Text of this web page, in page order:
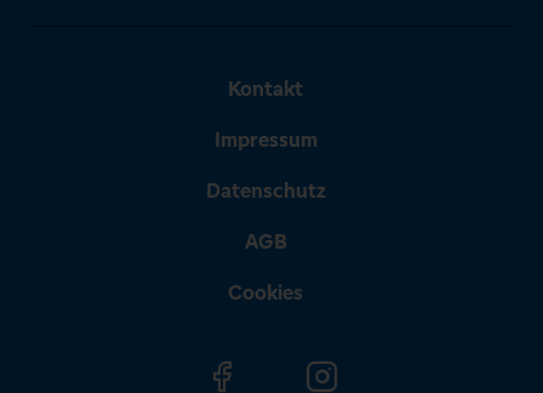
Kontakt
Impressum
Datenschutz
AGB
Cookies